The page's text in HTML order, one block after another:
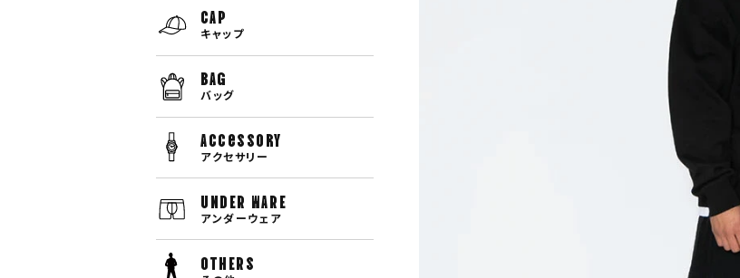
CAP
キャップ
BAG
バッグ
Accessory
アクセサリー
UNDER WARE
アンダーウェア
OTHERS